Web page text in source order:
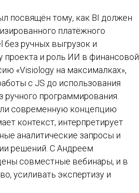
посвящён тому, как BI должен
платёжного
без ручных выгрузок и
проекта и роль ИИ в финансовой
«Visiology на максималках»,
с JS до использования
ручного программирования.
современную концепцию
контекст, интерпретирует
аналитические запросы и
решений. С Андреем
совместные вебинары, и в
усиливать экспертизу и